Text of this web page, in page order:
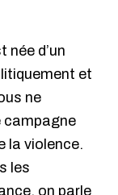
née d’un
et
ne
campagne
la violence.
les
on parle